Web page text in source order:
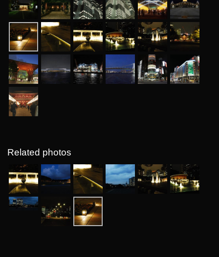
Related photos